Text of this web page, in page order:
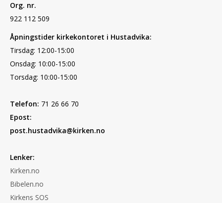
Org. nr.
922 112 509
Åpningstider kirkekontoret i Hustadvika:
Tirsdag: 12:00-15:00
Onsdag: 10:00-15:00
Torsdag: 10:00-15:00
Telefon: 71 26 66 70
Epost:
post.hustadvika@kirken.no
Lenker:
Kirken.no
Bibelen.no
Kirkens SOS